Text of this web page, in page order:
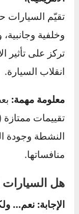
المشاة، وأنظمة
NHTSA)
الأوروبي):
زادت النجوم،
يراعي البرنامج
ويجري تصادمات